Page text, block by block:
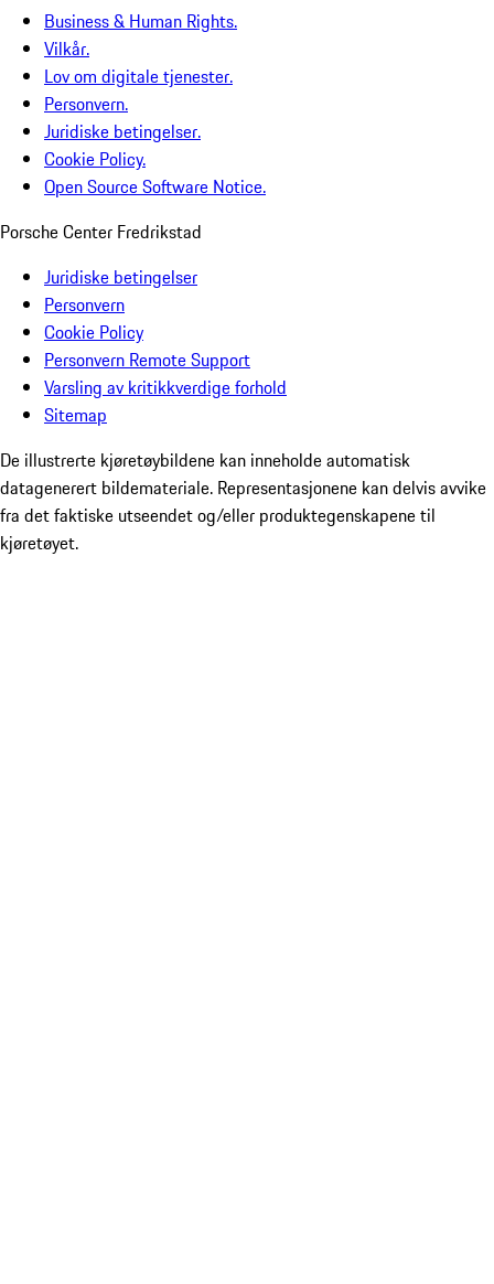
Business & Human Rights.
Vilkår.
Lov om digitale tjenester.
Personvern.
Juridiske betingelser.
Cookie Policy.
Open Source Software Notice.
Porsche Center Fredrikstad
Juridiske betingelser
Personvern
Cookie Policy
Personvern Remote Support
Varsling av kritikkverdige forhold
Sitemap
De illustrerte kjøretøybildene kan inneholde automatisk
datagenerert bildemateriale. Representasjonene kan delvis avvike
fra det faktiske utseendet og/eller produktegenskapene til
kjøretøyet.